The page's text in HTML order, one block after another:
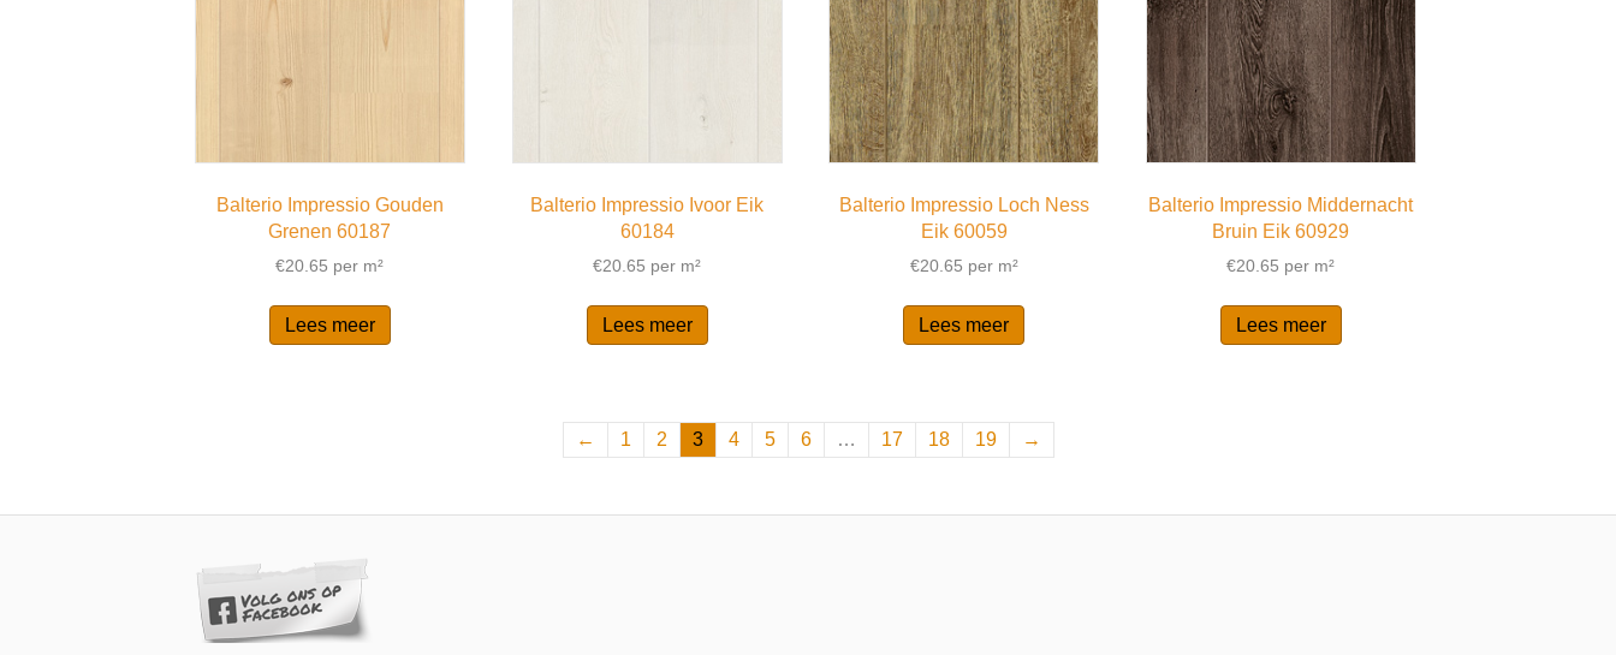
Balterio Impressio Gouden
Grenen 60187
€20.65 per m²
Lees meer
Balterio Impressio Ivoor Eik
60184
€20.65 per m²
Lees meer
Balterio Impressio Loch Ness
Eik 60059
€20.65 per m²
Lees meer
Balterio Impressio Middernacht
Bruin Eik 60929
€20.65 per m²
Lees meer
← 1 2 3 4 5 6 … 17 18 19 →